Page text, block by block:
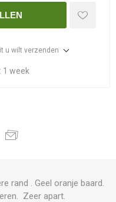
u wilt verzenden
1 week
rand . Geel oranje baard.
Zeer apart.